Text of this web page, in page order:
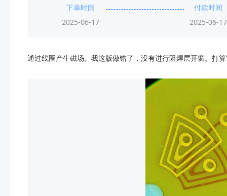
下单时间
2025-06-17
付款时间
2025-06-17
通过线圈产生磁场。我这版做错了，没有进行阻焊层开窗。打